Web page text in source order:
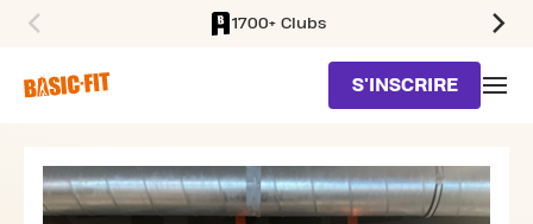
1700+ Clubs
S'INSCRIRE